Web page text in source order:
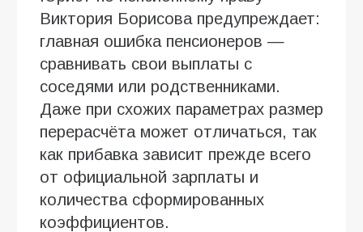
Виктория Борисова предупреждает:
главная ошибка пенсионеров —
сравнивать свои выплаты с
соседями или родственниками.
Даже при схожих параметрах размер
перерасчёта может отличаться, так
как прибавка зависит прежде всего
от официальной зарплаты и
количества сформированных
коэффициентов.